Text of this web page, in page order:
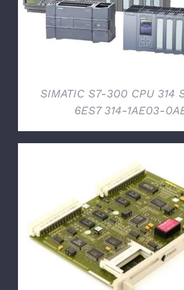
SIMATIC S7-300 CPU 314
6ES7 314-1AE03-
DETTAGLI